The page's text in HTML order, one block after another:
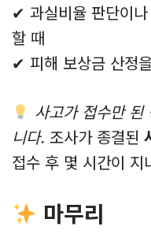
✔ 과실비율 판단이
할 때
✔ 피해 보상금 산정
사고가 접수만 된
니다. 조사가 종결된
접수 후 몇 시간이 지
마무리